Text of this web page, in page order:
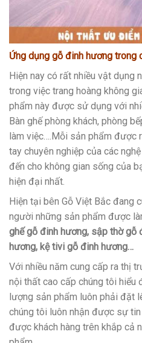
Ứng dụng gỗ đinh hương trong
Hiện nay có rất nhiều vật dụng
trong việc trang hoàng không
phẩm này được sử dụng với
Bàn ghế phòng khách, phòng
làm việc….Mỗi sản phẩm được
tay chuyên nghiệp của các
đến cho không gian sống của
hiện đại nhất.
Hiện tại bên Gỗ Việt Bắc đang
người những sản phẩm được
ghế gỗ đinh hương, sập thờ gỗ
hương, kệ tivi gỗ đinh hương…
Với nhiều năm cung cấp ra thị
nội thất cao cấp chúng tôi hiểu
lượng sản phẩm luôn phải đặt
chúng tôi luôn nhận được sự
được khách hàng trên khắp cả